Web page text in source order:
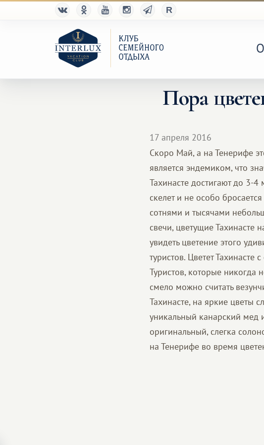
Пора
17 апреля 2016
Скоро Май, а на Тенерифе
является эндемиком, что
Тахинасте достигают до 3-
скелет и не особо
сотнями и тысячами
свечи, цветущие Тахинасте
увидеть цветение этого
туристов. Цветет
Туристов, которые никогда
смело можно считать
Тахинасте, на яркие цветы
уникальный канарский мед
оригинальный, слегка
на Тенерифе во время